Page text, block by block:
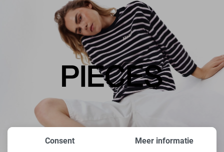
Consent Meer informatie